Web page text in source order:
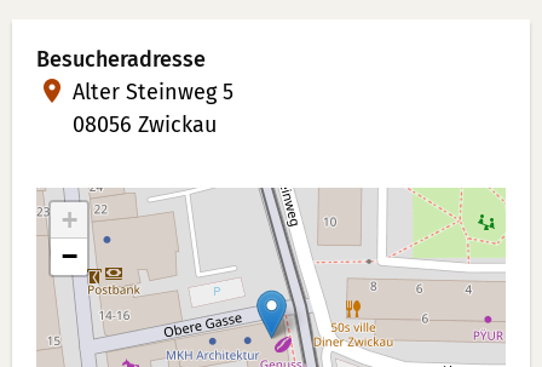
Besucheradresse
Alter Steinweg 5
08056 Zwickau
+
−